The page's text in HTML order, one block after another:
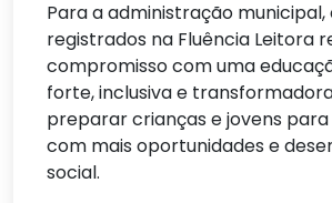
Para a administração municipal,
registrados na Fluência Leitora
compromisso com uma
forte, inclusiva e
preparar crianças e jovens
com mais oportunidades e
social.